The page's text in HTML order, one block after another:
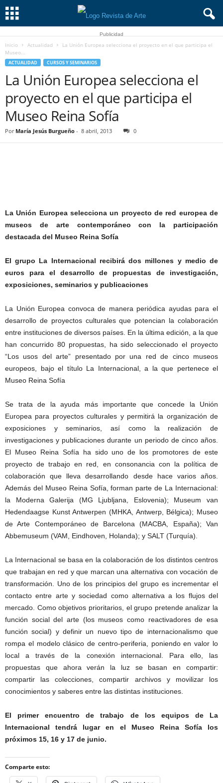
Publicidad
Inicio Actualidad
La Unión Europea selecciona el proyecto en el que participa el
Museo...
ACTUALIDAD CURSOS Y SEMINARIOS
La Unión Europea selecciona el
proyecto en el que participa el
Museo Reina Sofía
Por María Jesús Burgueño - 8 abril, 2013 0
La Unión Europea selecciona un proyecto de red europea de
museos de arte contemporáneo con la participación
destacada del Museo Reina Sofía
El grupo La Internacional recibirá dos millones y medio de
euros para el desarrollo de propuestas de investigación,
exposiciones, seminarios y publicaciones
La Unión Europea convoca de manera periódica ayudas para el
desarrollo de proyectos culturales que potencian la colaboración
entre instituciones de diversos países. En la última edición, a la que
han concurrido 80 propuestas, ha sido seleccionado el proyecto
“Los usos del arte” presentado por una red de cinco museos
europeos, bajo el título La Internacional, a la que pertenece el
Museo Reina Sofía
Se trata de la ayuda más importante que concede la Unión
Europea para proyectos culturales y permitirá la organización de
exposiciones y seminarios, así como la realización de
investigaciones y publicaciones durante un periodo de cinco años.
El Museo Reina Sofía ha sido uno de los promotores de este
proyecto de trabajo en red, en consonancia con la política de
colaboración que lleva desarrollando desde hace varios años.
Además del Museo Reina Sofía, forman parte de La Internacional:
la Moderna Galerija (MG Ljubljana, Eslovenia); Museum van
Hedendaagse Kunst Antwerpen (MHKA, Antwerp, Bélgica); Museo
de Arte Contemporáneo de Barcelona (MACBA, España); Van
Abbemuseum (VAM, Eindhoven, Holanda); y SALT (Turquía).
La Internacional se basa en la colaboración de los distintos centros
que trabajan en red y que marcan una alternativa con vocación de
transformación. Uno de los principios del grupo es incrementar el
contacto entre arte y sociedad como alternativa a los flujos del
mercado. Como objetivos prioritarios, el grupo pretende analizar la
función social del arte (los museos como reactivadores de esa
función social) y definir un nuevo tipo de internacionalismo que
rompa el modelo clásico de centro-periferia, poniendo en valor lo
local a través de la conexión internacional. Para ello, las
propuestas que ahora verán la luz se basan en compartir:
compartir las colecciones, compartir archivos y movilizar los
conocimientos y saberes entre las distintas instituciones.
El primer encuentro de trabajo de los equipos de La
Internacional tendrá lugar en el Museo Reina Sofía los
próximos 15, 16 y 17 de junio.
Comparte esto: